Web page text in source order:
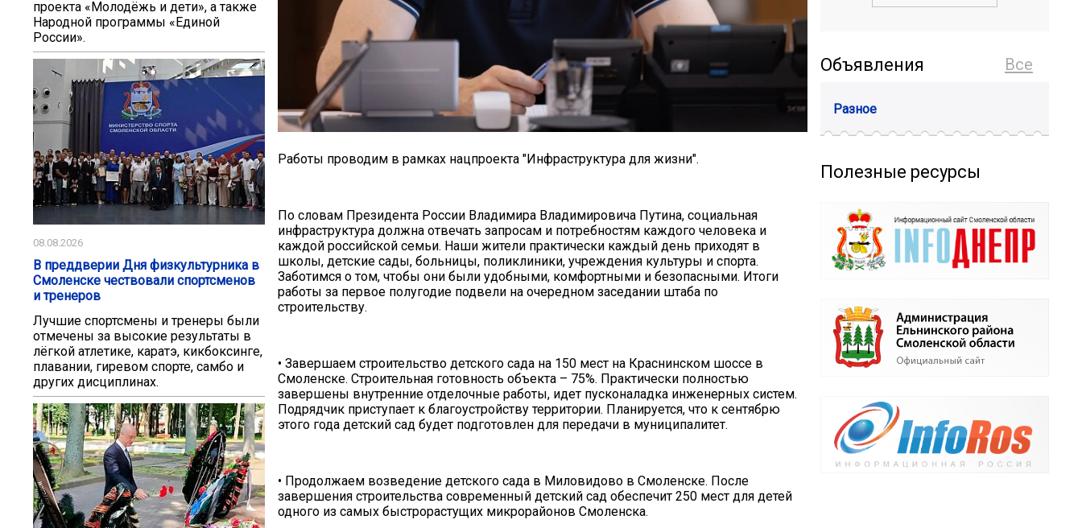
проекта «Молодёжь и дети», а также
Народной программы «Единой
России».
08.08.2026
В преддверии Дня физкультурника в
Смоленске чествовали спортсменов
и тренеров
Лучшие спортсмены и тренеры были
отмечены за высокие результаты в
лёгкой атлетике, каратэ, кикбоксинге,
плавании, гиревом спорте, самбо и
других дисциплинах.
Работы проводим в рамках нацпроекта "Инфраструктура для жизни".
По словам Президента России Владимира Владимировича Путина, социальная
инфраструктура должна отвечать запросам и потребностям каждого человека и
каждой российской семьи. Наши жители практически каждый день приходят в
школы, детские сады, больницы, поликлиники, учреждения культуры и спорта.
Заботимся о том, чтобы они были удобными, комфортными и безопасными. Итоги
работы за первое полугодие подвели на очередном заседании штаба по
строительству.
• Завершаем строительство детского сада на 150 мест на Краснинском шоссе в
Смоленске. Строительная готовность объекта – 75%. Практически полностью
завершены внутренние отделочные работы, идет пусконаладка инженерных систем.
Подрядчик приступает к благоустройству территории. Планируется, что к сентябрю
этого года детский сад будет подготовлен для передачи в муниципалитет.
• Продолжаем возведение детского сада в Миловидово в Смоленске. После
завершения строительства современный детский сад обеспечит 250 мест для детей
одного из самых быстрорастущих микрорайонов Смоленска.
Все
Объявления
Разное
Полезные ресурсы